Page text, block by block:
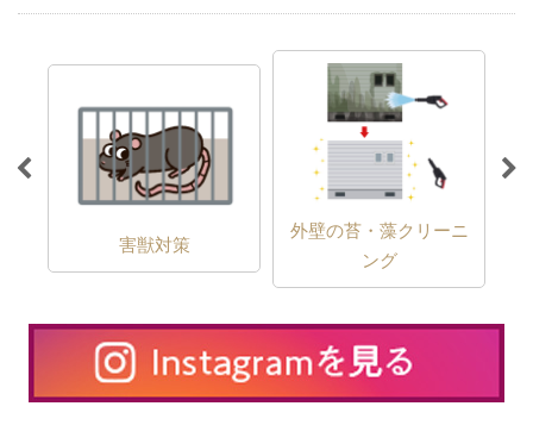
害獣対策
外壁の苔・藻クリーニ
ング